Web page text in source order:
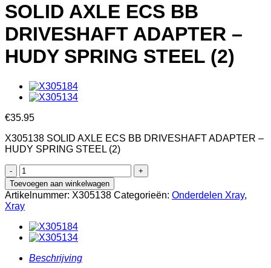
SOLID AXLE ECS BB
DRIVESHAFT ADAPTER –
HUDY SPRING STEEL (2)
€35.95
X305138 SOLID AXLE ECS BB DRIVESHAFT ADAPTER –
HUDY SPRING STEEL (2)
SOLID
AXLE
ECS
BB
DRIVESHAFT
ADAPTER
-
HUDY
SPRING
Toevoegen aan winkelwagen
Artikelnummer: X305138 Categorieën: Onderdelen Xray,
Xray
Beschrijving